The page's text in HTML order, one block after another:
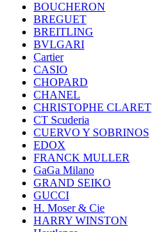
BOUCHERON
BREGUET
BREITLING
BVLGARI
Cartier
CASIO
CHOPARD
CHANEL
CHRISTOPHE CLARET
CT Scuderia
CUERVO Y SOBRINOS
EDOX
FRANCK MULLER
GaGa Milano
GRAND SEIKO
GUCCI
H. Moser & Cie
HARRY WINSTON